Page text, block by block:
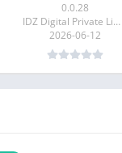
0.0.28
IDZ Digital Private Limited
2026-06-12